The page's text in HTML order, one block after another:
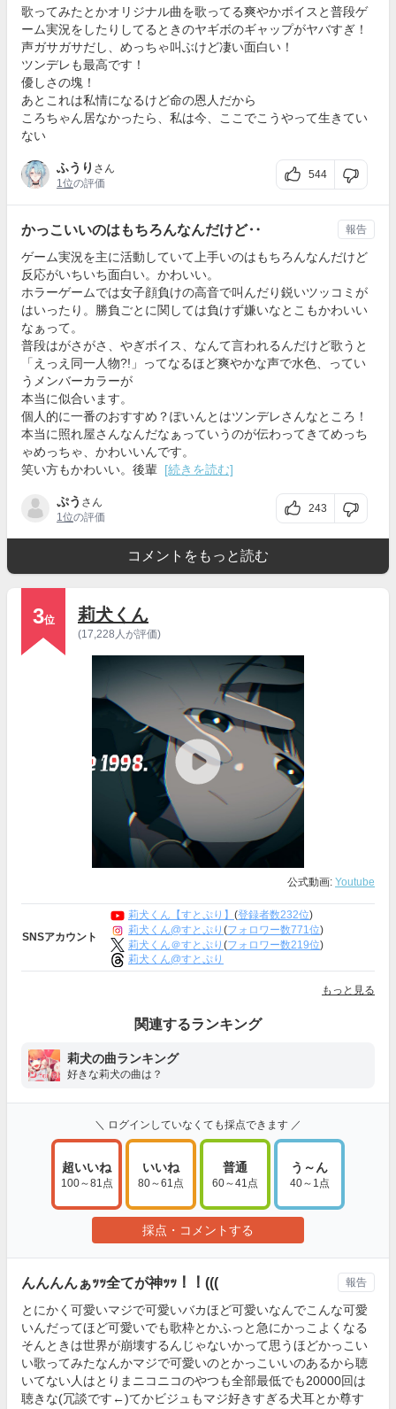
歌ってみたとかオリジナル曲を歌ってる爽やかボイスと普段ゲ
ーム実況をしたりしてるときのヤギボのギャップがヤバすぎ！
声ガサガサだし、めっちゃ叫ぶけど凄い面白い！
ツンデレも最高です！
優しさの塊！
あとこれは私情になるけど命の恩人だから
ころちゃん居なかったら、私は今、ここでこうやって生きてい
ない
ふうり さん
1位の評価
544
かっこいいのはもちろんなんだけど‥
ゲーム実況を主に活動していて上手いのはもちろんなんだけど
反応がいちいち面白い。かわいい。
ホラーゲームでは女子顔負けの高音で叫んだり鋭いツッコミが
はいったり。勝負ごとに関しては負けず嫌いなとこもかわいい
なぁって。
普段はがさがさ、やぎボイス、なんて言われるんだけど歌うと
「えっえ同一人物?!」ってなるほど爽やかな声で水色、ってい
うメンバーカラーが
本当に似合います。
個人的に一番のおすすめ？ぽいんとはツンデレさんなところ！
本当に照れ屋さんなんだなぁっていうのが伝わってきてめっち
ゃめっちゃ、かわいいんです。
笑い方もかわいい。後輩 [続きを読む]
ぷう さん
1位の評価
243
報告
コメントをもっと読む
3位 莉犬くん
(17,228人が評価)
公式動画: Youtube
SNSアカウント
莉犬くん【すとぷり】 (登録者数232位)
莉犬くん@すとぷり (フォロワー数771位)
莉犬くん＠すとぷり (フォロワー数219位)
莉犬くん@すとぷり
もっと見る
関連するランキング
莉犬の曲ランキング
好きな莉犬の曲は？
＼ ログインしていなくても採点できます ／
超いいね
100～81点
いいね
80～61点
普通
60～41点
う～ん
40～1点
採点・コメントする
んんんんぁｯｯ全てが神ｯｯ！！(((
とにかく可愛いマジで可愛いバカほど可愛いなんでこんな可愛
いんだってほど可愛いでも歌枠とかふっと急にかっこよくなる
そんときは世界が崩壊するんじゃないかって思うほどかっこい
い歌ってみたなんかマジで可愛いのとかっこいいのあるから聴
いてない人はとりまニコニコのやつも全部最低でも20000回は
聴きな(冗談です←)てかビジュもマジ好きすぎる犬耳とか尊す
報告